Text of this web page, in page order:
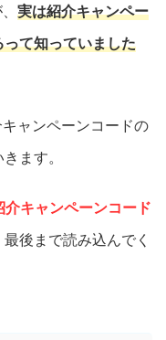
実は紹介キャンペー
て知っていました
ャンペーンコードの
ます。
キャンペーンコード
後まで読み込んでく